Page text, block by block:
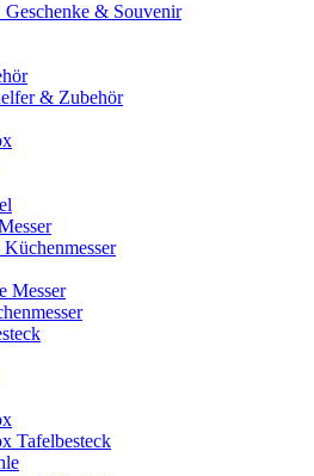
Geschenke & Souvenir
& Zubehör
Messer
Tafelbesteck